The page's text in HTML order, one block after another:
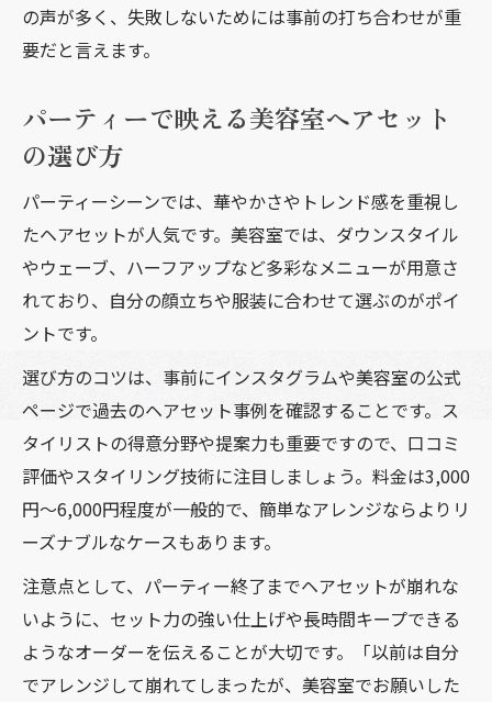
の声が多く、失敗しないためには事前の打ち合わせが重
要だと言えます。
パーティーで映える美容室ヘアセット
の選び方
パーティーシーンでは、華やかさやトレンド感を重視し
たヘアセットが人気です。美容室では、ダウンスタイル
やウェーブ、ハーフアップなど多彩なメニューが用意さ
れており、自分の顔立ちや服装に合わせて選ぶのがポイ
ントです。
選び方のコツは、事前にインスタグラムや美容室の公式
ページで過去のヘアセット事例を確認することです。ス
タイリストの得意分野や提案力も重要ですので、口コミ
評価やスタイリング技術に注目しましょう。料金は3,000
円〜6,000円程度が一般的で、簡単なアレンジならよりリ
ーズナブルなケースもあります。
注意点として、パーティー終了までヘアセットが崩れな
いように、セット力の強い仕上げや長時間キープできる
ようなオーダーを伝えることが大切です。「以前は自分
でアレンジして崩れてしまったが、美容室でお願いした